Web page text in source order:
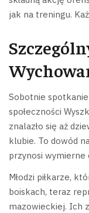
jak na treningu.
Sobotnie
społeczności
znalazło się aż
klubie. To dowód
przynosi wymierne
Młodzi piłkarze,
boiskach, teraz
mazowieckiej. Ich